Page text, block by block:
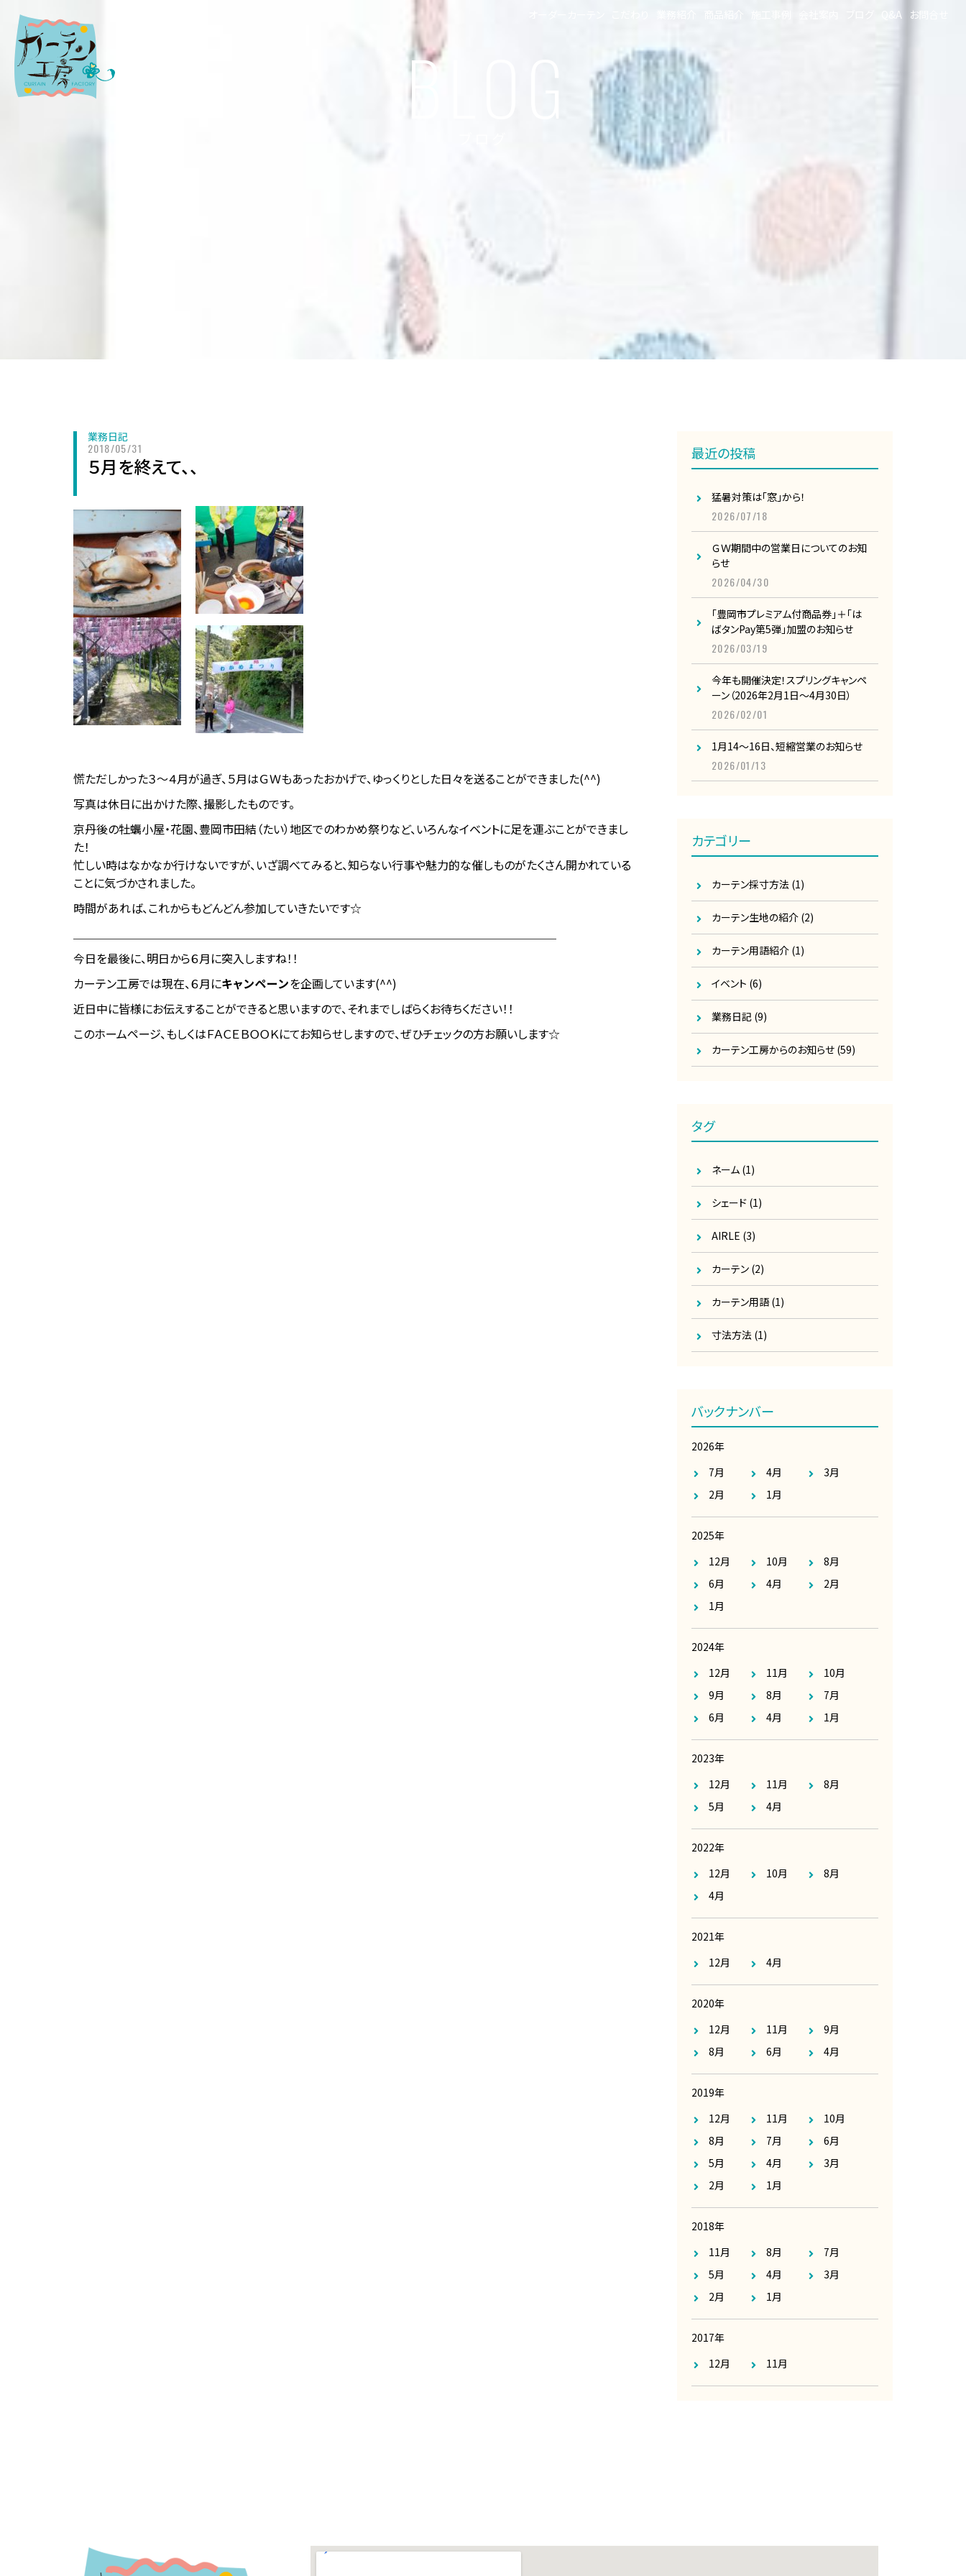
BLOG
Q&A お問合せ
業務日記
2018/05/31
５月を終えて、、
慌ただしかった３～４月が過ぎ、５月はＧＷもあったおかげで、ゆっくりとした日々を送ることができました(^^)
写真は休日に出かけた際、撮影したものです。
京丹後の牡蠣小屋・花園、豊岡市田結（たい）地区でのわかめ祭りなど、いろんなイベントに足を運ぶことができまし
た！
忙しい時はなかなか行けないですが、いざ調べてみると、知らない行事や魅力的な催しものがたくさん開かれている
ことに気づかされました。
時間があれば、これからもどんどん参加していきたいです☆
今日を最後に、明日から６月に突入しますね！！
カーテン工房では現在、６月にキャンペーンを企画しています(^^)
近日中に皆様にお伝えすることができると思いますので、それまでしばらくお待ちください！！
このホームページ、もしくはＦＡＣＥＢＯＯＫにてお知らせしますので、ぜひチェックの方お願いします☆
最近の投稿
猛暑対策は「窓」から！
2026/07/18
ＧＷ期間中の営業日についてのお知
らせ
2026/04/30
「豊岡市プレミアム付商品券」＋「は
ばタンPay第5弾」加盟のお知らせ
2026/03/19
今年も開催決定！スプリングキャンペ
ーン（2026年2月1日～4月30日）
2026/02/01
1月14～16日、短縮営業のお知らせ
2026/01/13
カテゴリー
カーテン採寸方法 (1)
カーテン生地の紹介 (2)
カーテン用語紹介 (1)
イベント (6)
業務日記 (9)
カーテン工房からのお知らせ (59)
タグ
寸法方法 (1)
カーテン用語(1)
カーテン (2)
AIRLE (3)
シェード (1)
ネーム (1)
バックナンバー
2026年
7月
4月
3月
2月
1月
2025年
12月
10月
8月
6月
4月
2月
1月
2024年
12月
11月
10月
9月
8月
7月
6月
4月 1月
2023年
12月
11月
8月
5月
4月
2022年
12月
10月
8月
4月
2021年
12月
4月
2020年
12月
11月
9月
8月
6月 4月
2019年
12月
11月
10月
8月
7月
6月
5月
4月
3月
2月
1月
2018年
11月
8月
7月
5月
4月
3月
2月
1月
2017年
12月
11月